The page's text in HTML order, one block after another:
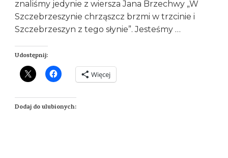
znaliśmy jedynie z wiersza Jana Brzechwy „W
Szczebrzeszynie chrząszcz brzmi w trzcinie i
Szczebrzeszyn z tego słynie”. Jesteśmy …
Udostępnij:
Więcej
Dodaj do ulubionych: